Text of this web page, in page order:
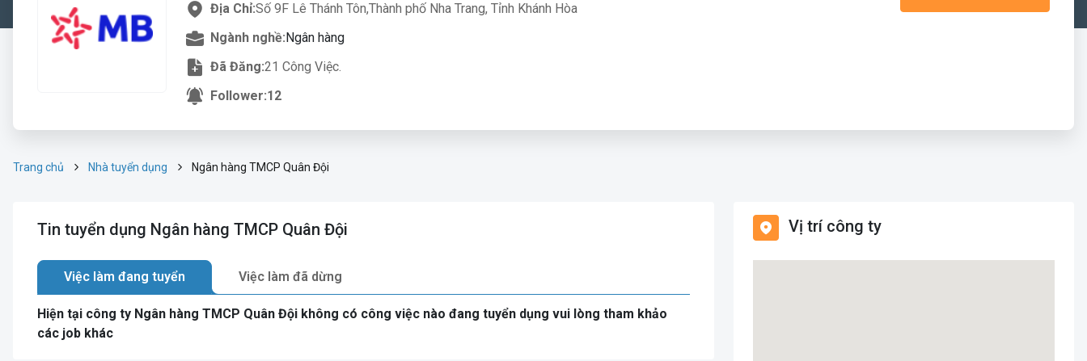
Địa Chỉ:Số 9F Lê Thánh Tôn,Thành phố Nha Trang, Tỉnh Khánh Hòa
Ngành nghề:Ngân hàng
Đã Đăng:21 Công Việc.
Follower:12
Trang chủ Nhà tuyển dụng Ngân hàng TMCP Quân Đội
Tin tuyển dụng Ngân hàng TMCP Quân Đội
Việc làm đang tuyển Việc làm đã dừng
Hiện tại công ty Ngân hàng TMCP Quân Đội không có công việc nào đang tuyển dụng vui lòng tham khảo
các job khác
Vị trí công ty